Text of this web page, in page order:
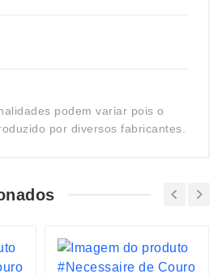
podem variar pois o
por diversos fabricantes.